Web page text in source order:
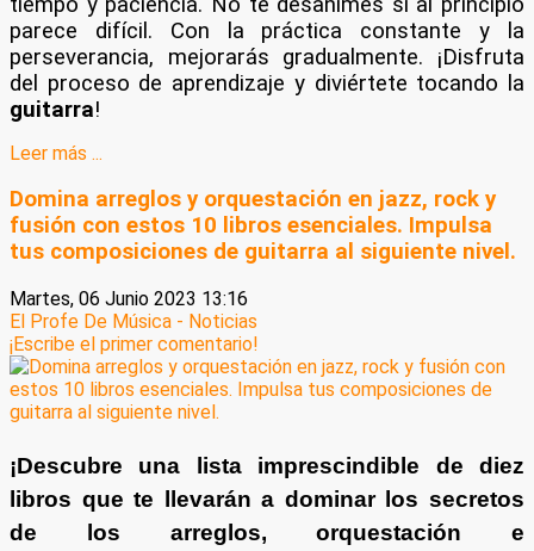
parece difícil. Con la práctica constante y la
perseverancia, mejorarás gradualmente. ¡Disfruta
del proceso de aprendizaje y diviértete tocando la
guitarra!
Leer más ...
Domina arreglos y orquestación en jazz, rock y
fusión con estos 10 libros esenciales. Impulsa
tus composiciones de guitarra al siguiente nivel.
Martes, 06 Junio 2023 13:16
El Profe De Música - Noticias
¡Escribe el primer comentario!
¡Descubre una lista imprescindible de diez
libros que te llevarán a dominar los secretos
de los arreglos, orquestación e